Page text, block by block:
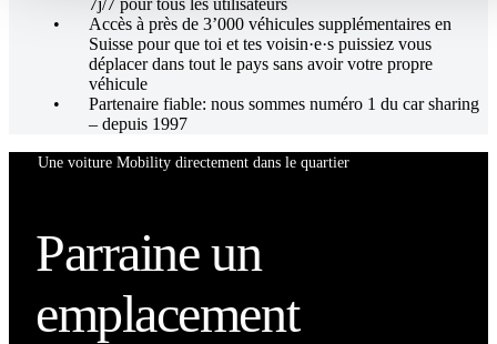
7j/7 pour tous les utilisateurs
Accès à près de 3’000 véhicules supplémentaires en
Suisse pour que toi et tes voisin·e·s puissiez vous
déplacer dans tout le pays sans avoir votre propre
véhicule
Partenaire fiable: nous sommes numéro 1 du car sharing
– depuis 1997
Une voiture Mobility directement dans le quartier
Parraine un
emplacement